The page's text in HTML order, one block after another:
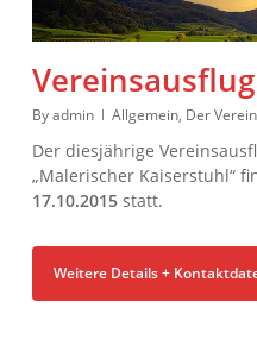
Byadmin Allgemein, Der Verein
Der diesjährige
„Malerischer Kaiserstuhl“
17.10.2015statt.
Weitere Details +